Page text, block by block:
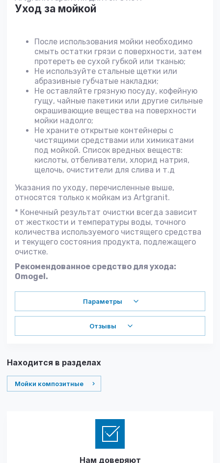
Уход за мойкой
После использования мойки необходимо
смыть остатки грязи с поверхности, затем
протереть ее сухой губкой или тканью;
Не используйте стальные щетки или
абразивные губчатые накладки;
Не оставляйте грязную посуду, кофейную
гущу, чайные пакетики или другие сильные
окрашивающие вещества на поверхности
мойки надолго;
Не храните открытые контейнеры с
чистящими средствами или химикатами
под мойкой. Список вредных веществ:
кислоты, отбеливатели, хлорид натрия,
щелочь, очистители для слива и т.д
Указания по уходу, перечисленные выше,
относятся только к мойкам из Artgranit.
* Конечный результат очистки всегда зависит
от жесткости и температуры воды, точного
количества используемого чистящего средства
и текущего состояния продукта, подлежащего
очистке.
Рекомендованное средство для ухода:
Omogel.
Параметры
Отзывы
Находится в разделах
Мойки композитные
Нам доверяют